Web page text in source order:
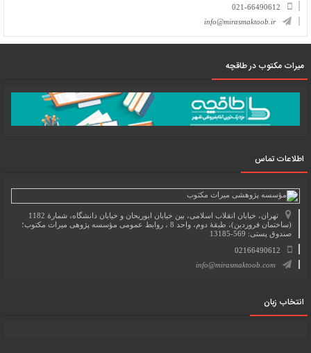
021-66490612
info@mirasmaktoob.ir
میرات مکتوب در طاقچه
اطلاعات تماس
تهران، خیابان انقلاب اسلامی، بین خیابان ابوریحان و خیابان دانشگاه، شمارۀ 1182
(ساختمان فروردین)، طبقۀ دوم، واحد 8 ، روابط عمومی مؤسسه پژوهی میراث مکتوب؛
صندوق پستی: 569-13185
02166490612
info@mirasmaktoob.com
انتخاب زبان